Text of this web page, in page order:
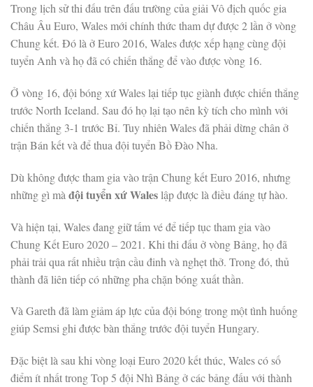
Trong lịch sử thi đấu trên đấu trường của giải Vô địch quốc gia
Châu Âu Euro, Wales mới chính thức tham dự được 2 lần ở vòng
Chung kết. Đó là ở Euro 2016, Wales được xếp hạng cùng đội
tuyển Anh và họ đã có chiến thắng để vào được vòng 16.
Ở vòng 16, đội bóng xứ Wales lại tiếp tục giành được chiến thắng
trước North Iceland. Sau đó họ lại tạo nên kỳ tích cho mình với
chiến thắng 3-1 trước Bỉ. Tuy nhiên Wales đã phải dừng chân ở
trận Bán kết và để thua đội tuyển Bồ Đào Nha.
Dù không được tham gia vào trận Chung kết Euro 2016, nhưng
những gì mà đội tuyển xứ Waleslập được là điều đáng tự hào.
Và hiện tại, Wales đang giữ tấm vé để tiếp tục tham gia vào
Chung Kết Euro 2020 – 2021. Khi thi đấu ở vòng Bảng, họ đã
phải trải qua rất nhiều trận cầu đinh và nghẹt thở. Trong đó, thủ
thành đã liên tiếp có những pha chặn bóng xuất thần.
Và Gareth đã làm giảm áp lực của đội bóng trong một tình huống
giúp Semsi ghi được bàn thắng trước đội tuyển Hungary.
Đặc biệt là sau khi vòng loại Euro 2020 kết thúc, Wales có số
điểm ít nhất trong Top 5 đội Nhì Bảng ở các bảng đấu với thành